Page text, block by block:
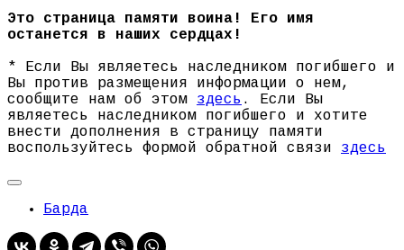
Это страница памяти воина! Его имя
останется в наших сердцах!
* Если Вы являетесь наследником погибшего и
Вы против размещения информации о нем,
сообщите нам об этом здесь . Если Вы
являетесь наследником погибшего и хотите
внести дополнения в страницу памяти
воспользуйтесь формой обратной связи здесь
Барда